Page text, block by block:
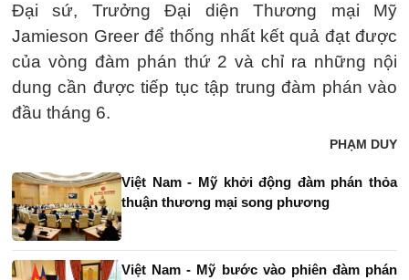
Đại sứ, Trưởng Đại diện Thương mại Mỹ
Jamieson Greer để thống nhất kết quả đạt được
của vòng đàm phán thứ 2 và chỉ ra những nội
dung cần được tiếp tục tập trung đàm phán vào
đầu tháng 6.
PHẠM DUY
Việt Nam - Mỹ khởi động đàm phán thỏa
thuận thương mại song phương
Việt Nam - Mỹ bước vào phiên đàm phán